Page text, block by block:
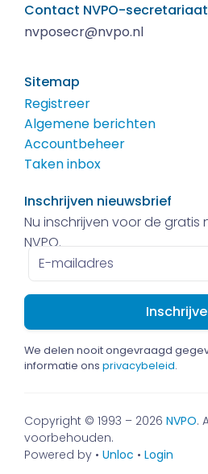
Contact NVPO-secretariaat
nvposecr@nvpo.nl
Sitemap
Registreer
Algemene berichten
Accountbeheer
Taken inbox
Inschrijven nieuwsbrief
Nu inschrijven voor de gratis
NVPO.
E-
mailadres
We delen nooit ongevraagd
informatie ons privacybeleid.
Copyright © 1993 – 2026 NVPO.
voorbehouden.
Powered by • Unloc • Login